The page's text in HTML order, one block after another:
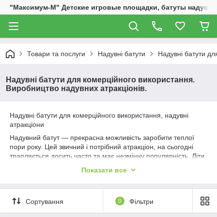
"Максимум-М" Детские игровые площадки, батуты
Товари та послуги Надувні батути Надувні батути
Надувні батути для комерційного використання.
Виробництво надувних атракціонів.
Надувні батути для комерційного використання, надувні
атракціони
Надувний батут — прекрасна можливість заробити теплої
пори року. Цей звичний і потрібний атракціон, на сьогодні
трапляється досить часто та має незмінну популярність. Діти
настрибуватися, а дорослі сміливо відпускають туди своїх
Надувний ігровий центр — комфорт і безпека колективних
дитячих ігор
Показати все
Сортування 0 Фільтри